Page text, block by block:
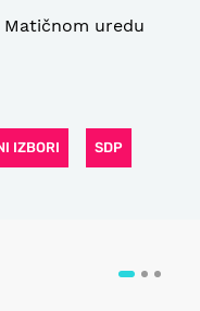
Matičnom uredu
IZBORI SDP